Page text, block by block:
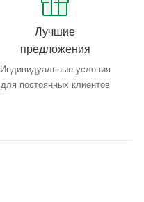
Лучшие
предложения
Индивидуальные условия
для постоянных клиентов